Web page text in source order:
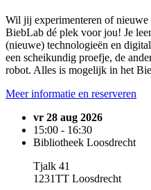
Wil jij experimenteren of
BiebLab dé plek voor jou! Je
(nieuwe) technologieën en
een scheikundig proefje, de
robot. Alles is mogelijk in het
Meer informatie en reserveren
vr 28 aug 2026
15:00 - 16:30
Bibliotheek Loosdrecht
Tjalk 41
1231TT Loosdrecht